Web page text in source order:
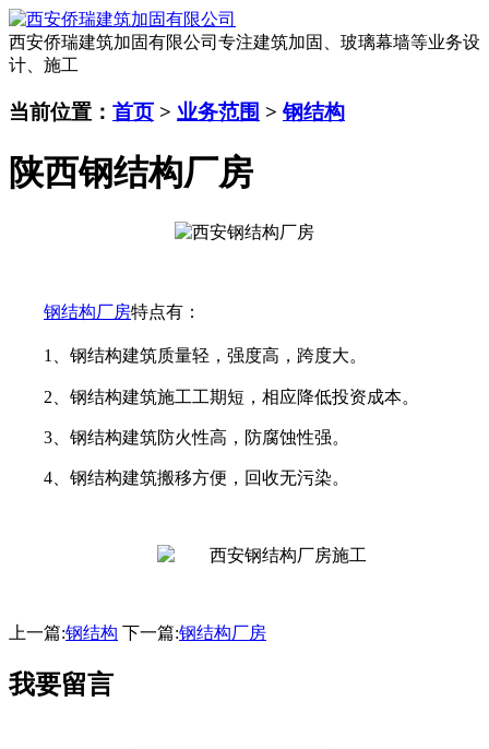
西安侨瑞建筑加固有限公司 专注建筑加固、玻璃幕墙等业务设
计、施工
当前位置： 首页 > 业务范围 >钢结构
陕西钢结构厂房
钢结构厂房特点有 ：
1、钢结构建筑质量轻，强度高，跨度大。
2、钢结构建筑施工工期短，相应降低投资成本。
3、钢结构建筑防火性高，防腐蚀性强。
4、钢结构建筑搬移方便，回收无污染。
上一篇:钢结构 下一篇:钢结构厂房
我要留言